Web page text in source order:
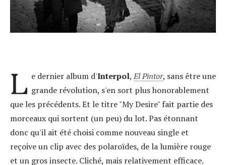
L e dernier album d'Interpol,El Pintor, sans être une
grande révolution, s'en sort plus honorablement
que les précédents. Et le titre "My Desire" fait partie des
morceaux qui sortent (un peu) du lot. Pas étonnant
donc qu'il ait été choisi comme nouveau single et
reçoive un clip avec des polaroïdes, de la lumière rouge
et un gros insecte. Cliché, mais relativement efficace.